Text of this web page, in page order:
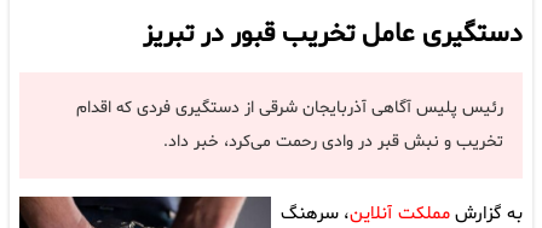
دستگیری عامل تخریب قبور در تبریز
رئیس پلیس آگاهی آذربایجان شرقی از دستگیری فردی که اقدام
تخریب و نبش قبر در وادی رحمت می‌کرد، خبر داد.
به گزارشمملکت آنلاین، سرهنگ